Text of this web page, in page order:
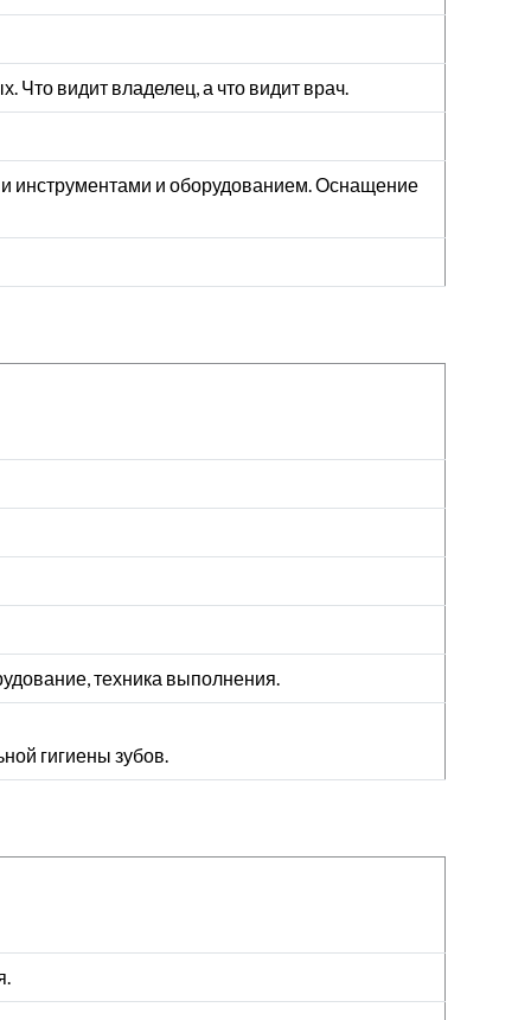
Что видит владелец, а что видит врач.
инструментами и оборудованием. Оснащение
техника выполнения.
гигиены зубов.